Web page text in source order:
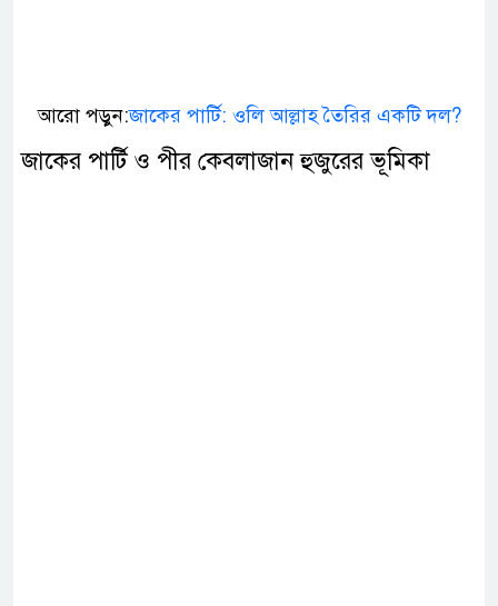
আরো পড়ুন:জাকের পার্টি: ওলি আল্লাহ তৈরির একটি দল?
জাকের পার্টি ও পীর কেবলাজান হুজুরের ভূমিকা